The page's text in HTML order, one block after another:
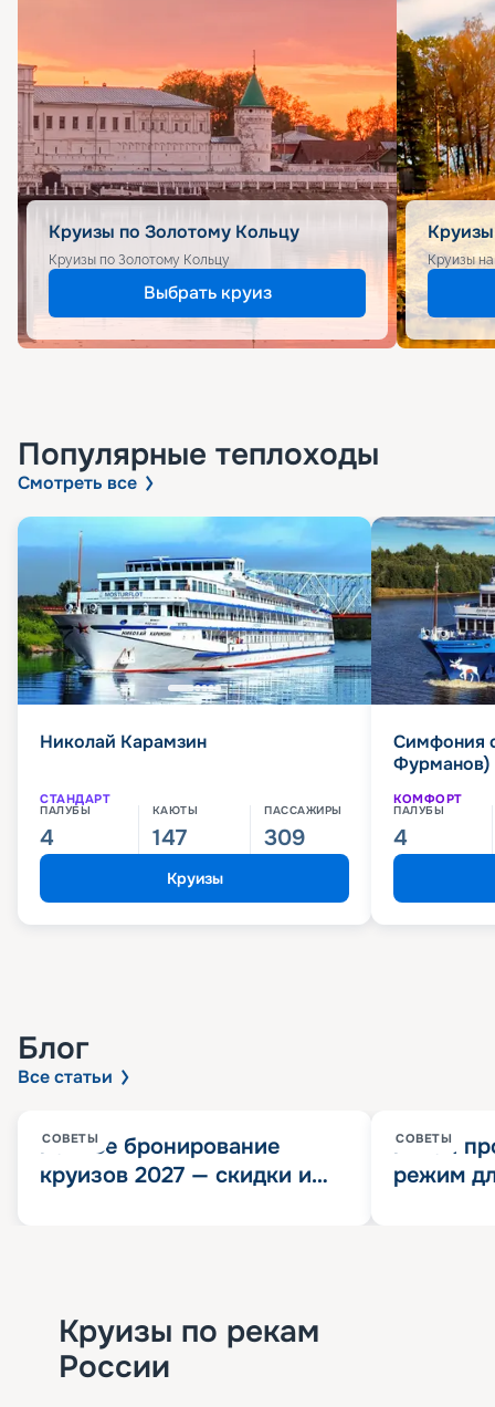
Круизы по Золотому Кольцу
Круизы по Золотому Кольцу
Выбрать круиз
Круизы
Популярные теплоходы
Смотреть все
Николай Карамзин
СТАНДАРТ
ПАЛУБЫ
4
КАЮТЫ
147
ПАССАЖИРЫ
309
Круизы
Симфония
Фурманов)
КОМФОРТ
ПАЛУБЫ
4
Блог
Все статьи
СОВЕТЫ
Раннее бронирование
круизов 2027 — скидки и
СОВЕТЫ
Китай
режим
Круизы по рекам
России